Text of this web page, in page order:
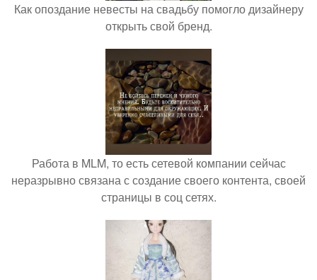
Как опоздание невесты на свадьбу помогло дизайнеру
открыть свой бренд.
Работа в MLM, то есть сетевой компании сейчас
неразрывно связана с создание своего контента, своей
страницы в соц сетях.